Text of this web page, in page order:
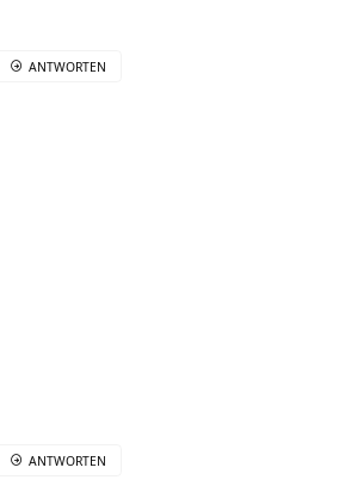
ANTWORTEN
ANTWORTEN